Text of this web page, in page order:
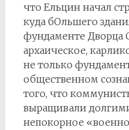
что Ельцин начал
куда бОльшего
фундаменте Дворца
архаическое,
не только
общественном
того, что
выращивали
непокорное